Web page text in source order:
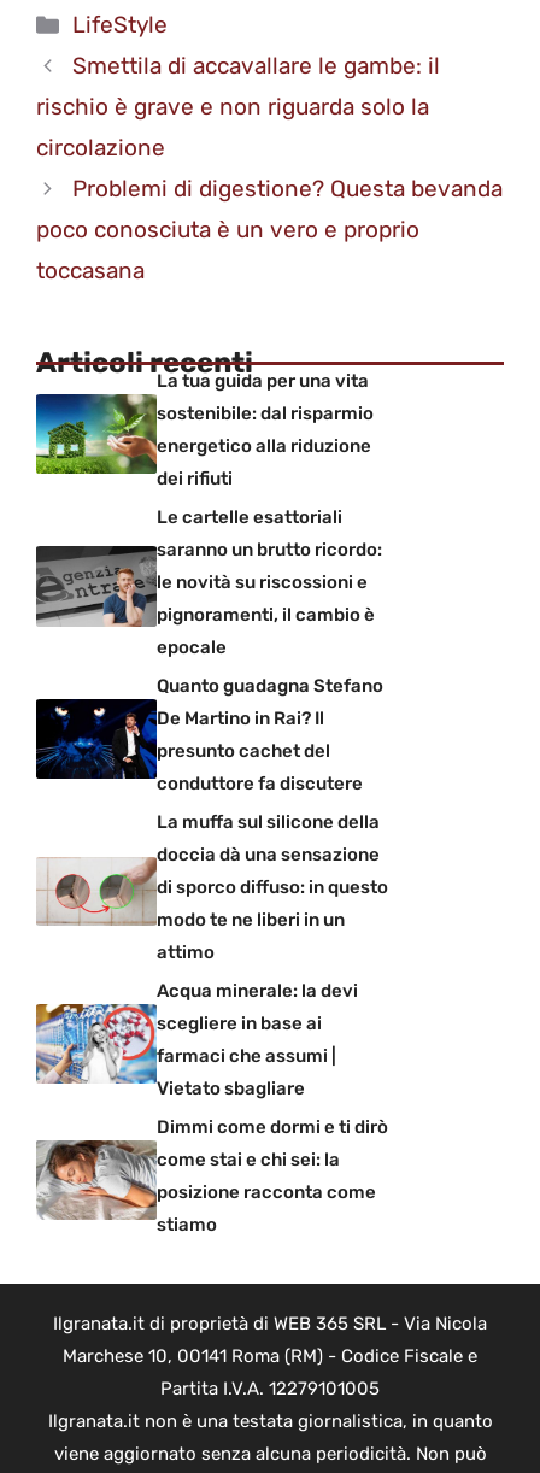
Categorie
LifeStyle
Smettila di accavallare le gambe: il
rischio è grave e non riguarda solo la
circolazione
Problemi di digestione? Questa bevanda
poco conosciuta è un vero e proprio
toccasana
Articoli recenti
La tua guida per una vita
sostenibile: dal risparmio
energetico alla riduzione
dei rifiuti
Le cartelle esattoriali
saranno un brutto ricordo:
le novità su riscossioni e
pignoramenti, il cambio è
epocale
Quanto guadagna Stefano
De Martino in Rai? Il
presunto cachet del
conduttore fa discutere
La muffa sul silicone della
doccia dà una sensazione
di sporco diffuso: in questo
modo te ne liberi in un
attimo
Acqua minerale: la devi
scegliere in base ai
farmaci che assumi |
Vietato sbagliare
Dimmi come dormi e ti dirò
come stai e chi sei: la
posizione racconta come
stiamo
Ilgranata.it di proprietà di WEB 365 SRL - Via Nicola
Marchese 10, 00141 Roma (RM) - Codice Fiscale e
Partita I.V.A. 12279101005
Ilgranata.it non è una testata giornalistica, in quanto
viene aggiornato senza alcuna periodicità. Non può